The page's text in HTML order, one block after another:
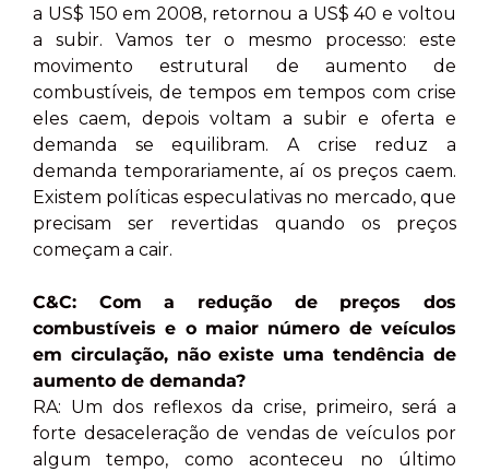
a US$ 150 em 2008, retornou a US$ 40 e voltou
a subir. Vamos ter o mesmo processo: este
movimento estrutural de aumento de
combustíveis, de tempos em tempos com crise
eles caem, depois voltam a subir e oferta e
demanda se equilibram. A crise reduz a
demanda temporariamente, aí os preços caem.
Existem políticas especulativas no mercado, que
precisam ser revertidas quando os preços
começam a cair.
C&C: Com a redução de preços dos
combustíveis e o maior número de veículos
em circulação, não existe uma tendência de
aumento de demanda?
RA: Um dos reflexos da crise, primeiro, será a
forte desaceleração de vendas de veículos por
algum tempo, como aconteceu no último